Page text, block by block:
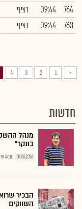
764
09:44 רציף
763
09:44 רציף
<
1
2
3
4
חדשות
מנהל
בונקר"
04.08.2026 נתנאל
הבכיר
השווקים